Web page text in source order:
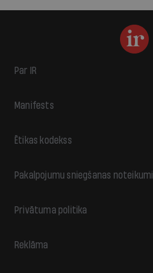
Par IR
Manifests
Ētikas kodekss
Pakalpojumu sniegšanas noteikumi
Privātuma politika
Reklāma